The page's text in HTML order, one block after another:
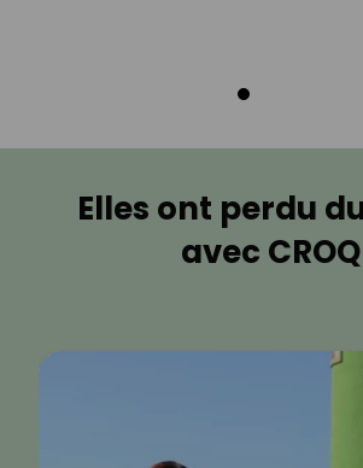
Elles ont perdu
avec CROQ